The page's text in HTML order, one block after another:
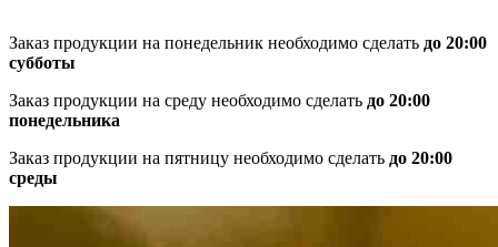
Заказ продукции на понедельник необходимо сделать до 20:00
субботы
Заказ продукции на среду необходимо сделать до 20:00
понедельника
Заказ продукции на пятницу необходимо сделать до 20:00
среды